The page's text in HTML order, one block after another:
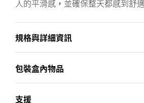
人的平滑感，並確保整天都感到舒
規格與詳細資訊
包裝盒內物品
支援